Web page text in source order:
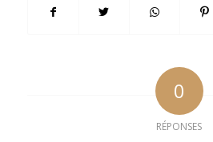
0
RÉPONSES